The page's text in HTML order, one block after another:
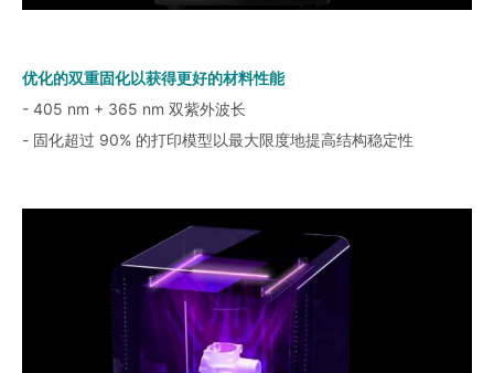
优化的双重固化以获得更好的材料性能
- 405 nm + 365 nm 双紫外波长
- 固化超过 90% 的打印模型以最大限度地提高结构稳定性